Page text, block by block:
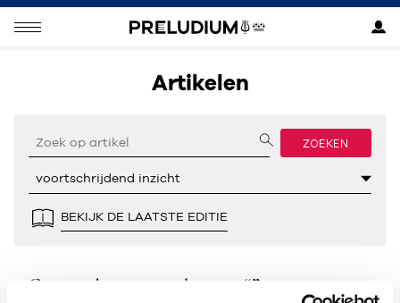
Artikelen
ZOEKEN
BEKIJK DE LAATSTE EDITIE
Geen resultaten gevonden voor “”.